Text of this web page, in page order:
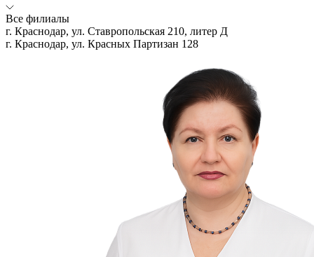
Все филиалы
г. Краснодар, ул. Ставропольская 210, литер Д
г. Краснодар, ул. Красных Партизан 128